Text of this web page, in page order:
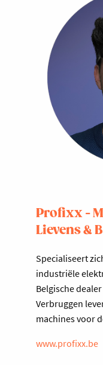
Profixx -
Lievens &
Specialiseert
industriële
Belgische
Verbruggen
machines voor
www.profixx.be